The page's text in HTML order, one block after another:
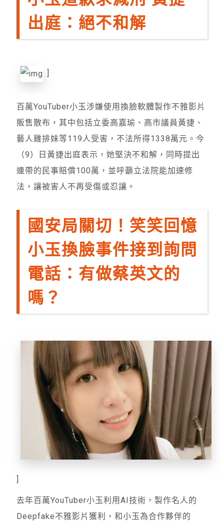
出庭：絕不和解
百萬YouTuber小玉涉嫌使用換臉軟體製作不雅影片
販售散布，其中包括立委高嘉瑜、高市議員黃捷、
藝人雞排妹等119人受害，不法所得1338萬元。今
（9）日黃捷出庭表示，她堅決不和解，同時提出
連帶的民事賠償100萬，並呼籲立法院能加速修
法，讓被害人不再受傷或忍讓。
國安局關切！笑笑回憶
小玉換臉事件接到詢問
電話：有做蔡英文的
嗎？
]
去年百萬YouTuber小玉利用AI技術，製作名人的
Deepfake不雅影片獲利，和小玉為合作夥伴的